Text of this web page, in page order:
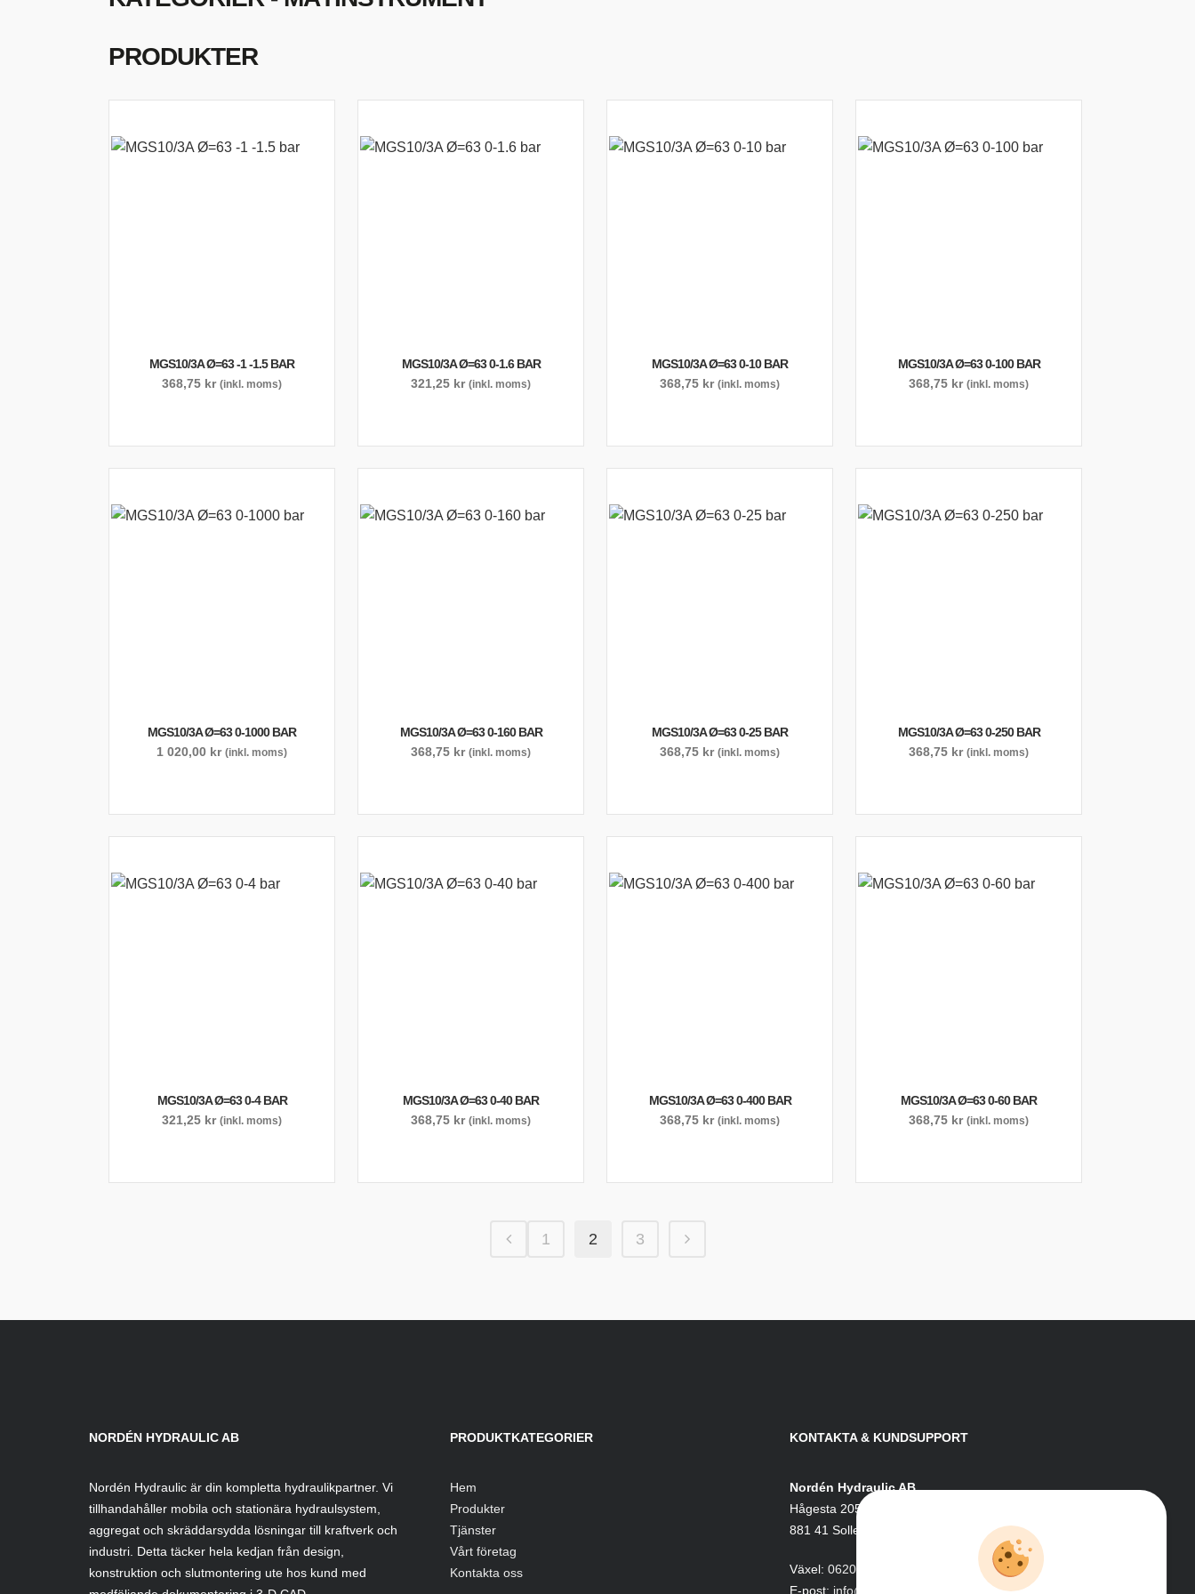
PRODUKTER
MGS10/3A Ø=63 -1 -1.5 BAR
368,75 kr (inkl. moms)
MGS10/3A Ø=63 0-1.6 BAR
321,25 kr (inkl. moms)
MGS10/3A Ø=63 0-10 BAR
368,75 kr (inkl. moms)
MGS10/3A Ø=63 0-100 BAR
368,75 kr (inkl. moms)
MGS10/3A Ø=63 0-1000 BAR
1 020,00 kr (inkl. moms)
MGS10/3A Ø=63 0-160 BAR
368,75 kr (inkl. moms)
MGS10/3A Ø=63 0-25 BAR
368,75 kr (inkl. moms)
MGS10/3A Ø=63 0-250 BAR
368,75 kr (inkl. moms)
MGS10/3A Ø=63 0-4 BAR
321,25 kr (inkl. moms)
MGS10/3A Ø=63 0-40 BAR
368,75 kr (inkl. moms)
MGS10/3A Ø=63 0-400 BAR
368,75 kr (inkl. moms)
MGS10/3A Ø=63 0-60 BAR
368,75 kr (inkl. moms)
1 2 3
NORDÉN HYDRAULIC AB
Nordén Hydraulic är din kompletta hydraulikpartner. Vi
tillhandahåller mobila och stationära hydraulsystem,
aggregat och skräddarsydda lösningar till kraftverk och
industri. Detta täcker hela kedjan från design,
konstruktion och slutmontering ute hos kund med
PRODUKTKATEGORIER
Hem
Produkter
Tjänster
Vårt företag
Kontakta oss
KONTAKTA & KUNDSUPPORT
Nordén Hydraulic AB
Hågesta 205
881 41 Sollefteå
Växel: 0620-161 41
E-post: info@nordenhydraulic.se